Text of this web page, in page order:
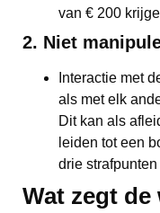
van € 200
2. Niet
Interactie met
als met elk
Dit kan als
leiden tot een
drie
Wat zegt